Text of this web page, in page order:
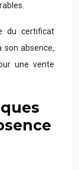
du certificat
son absence,
une vente